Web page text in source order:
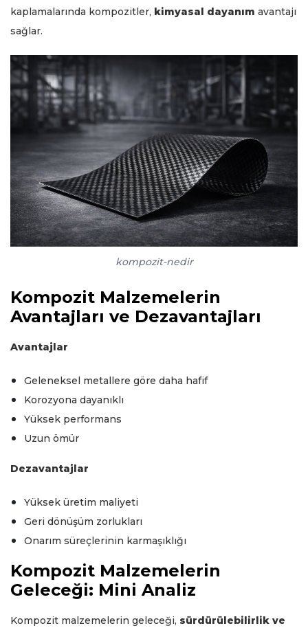
kaplamalarında kompozitler, kimyasal dayanım avantajı
sağlar.
kompozit-nedir
Kompozit Malzemelerin
Avantajları ve Dezavantajları
Avantajlar
Geleneksel metallere göre daha hafif
Korozyona dayanıklı
Yüksek performans
Uzun ömür
Dezavantajlar
Yüksek üretim maliyeti
Geri dönüşüm zorlukları
Onarım süreçlerinin karmaşıklığı
Kompozit Malzemelerin
Geleceği: Mini Analiz
Kompozit malzemelerin geleceği, sürdürülebilirlik ve